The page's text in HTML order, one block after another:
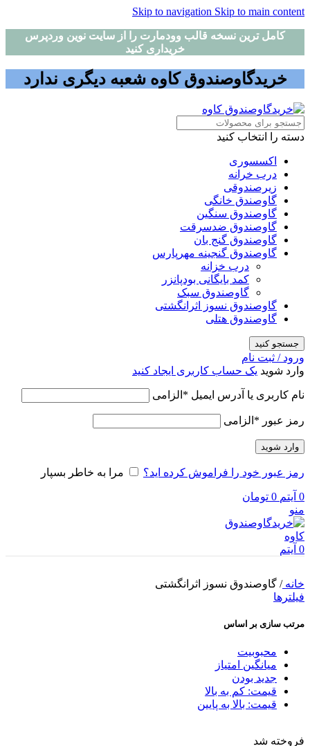
Skip to navigation Skip to main content
کامل ترین نسخه قالب وودمارت را از سایت نوین وردپرس
خریداری کنید
خریدگاوصندوق کاوه شعبه دیگری ندارد
دسته را انتخاب کنید
اکسسوری
درب خرانه
زیرصندوقی
گاوصندق خانگی
گاوصندوق سنگین
گاوصندوق ضدسرقت
گاوصندوق گنج بان
گاوصندوق گنجینه مهرپارس
درب خزانه
کمد بایگانی بودپانزر
گاوصندوق سبک
گاوصندوق نسوز اثرانگشتی
گاوصندوق هتلی
جستجو کنید
ورود / ثبت نام
وارد شوید یک حساب کاربری ایجاد کنید
نام کاربری یا آدرس ایمیل * الزامی
رمز عبور * الزامی
وارد شوید
رمز عبور خود را فراموش کرده اید؟ مرا به خاطر بسپار
0 آیتم 0 تومان
منو
0 آیتم
خانه/ گاوصندوق نسوز اثرانگشتی
فیلترها
مرتب سازی بر اساس
محبوبیت
میانگین امتیاز
جدید بودن
قیمت: کم به بالا
قیمت: بالا به پایین
فروخته شد